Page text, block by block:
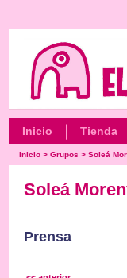
Inicio Tienda
Inicio> Grupos > Soleá
Soleá
Prensa